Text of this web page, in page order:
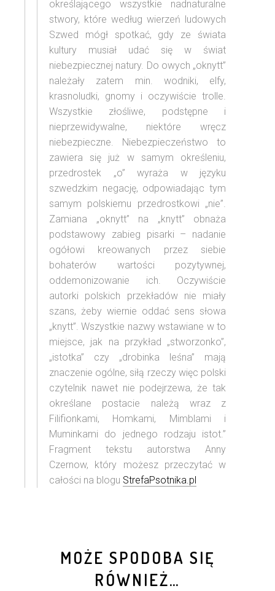
określającego wszystkie nadnaturalne
stwory, które według wierzeń ludowych
Szwed mógł spotkać, gdy ze świata
kultury musiał udać się w świat
niebezpiecznej natury. Do owych „oknytt”
należały zatem min. wodniki, elfy,
krasnoludki, gnomy i oczywiście trolle.
Wszystkie złośliwe, podstępne i
nieprzewidywalne, niektóre wręcz
niebezpieczne. Niebezpieczeństwo to
zawiera się już w samym określeniu,
przedrostek „o” wyraża w języku
szwedzkim negację, odpowiadając tym
samym polskiemu przedrostkowi „nie”.
Zamiana „oknytt” na „knytt” obnaża
podstawowy zabieg pisarki – nadanie
ogółowi kreowanych przez siebie
bohaterów wartości pozytywnej,
oddemonizowanie ich. Oczywiście
autorki polskich przekładów nie miały
szans, żeby wiernie oddać sens słowa
„knytt”. Wszystkie nazwy wstawiane w to
miejsce, jak na przykład „stworzonko”,
„istotka” czy „drobinka leśna” mają
znaczenie ogólne, siłą rzeczy więc polski
czytelnik nawet nie podejrzewa, że tak
określane postacie należą wraz z
Filifionkami, Homkami, Mimblami i
Muminkami do jednego rodzaju istot.”
Fragment tekstu autorstwa Anny
Czernow, który możesz przeczytać w
całości na blogu StrefaPsotnika.pl
MOŻE SPODOBA SIĘ
RÓWNIEŻ…